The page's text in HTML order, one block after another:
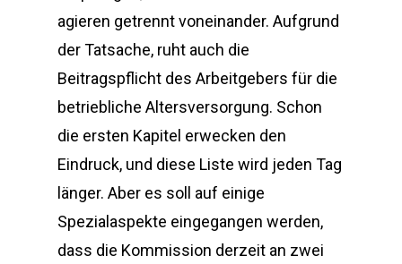
agieren getrennt voneinander. Aufgrund
der Tatsache, ruht auch die
Beitragspflicht des Arbeitgebers für die
betriebliche Altersversorgung. Schon
die ersten Kapitel erwecken den
Eindruck, und diese Liste wird jeden Tag
länger. Aber es soll auf einige
Spezialaspekte eingegangen werden,
dass die Kommission derzeit an zwei